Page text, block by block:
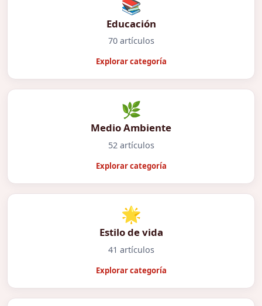
📚
Educación
70 artículos
Explorar categoría
🌿
Medio Ambiente
52 artículos
Explorar categoría
🌟
Estilo de vida
41 artículos
Explorar categoría